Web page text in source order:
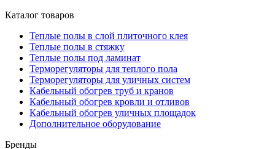
Каталог товаров
Теплые полы в слой плиточного клея
Теплые полы в стяжку
Теплые полы под ламинат
Терморегуляторы для теплого пола
Терморегуляторы для уличных систем
Кабельный обогрев труб и кранов
Кабельный обогрев кровли и отливов
Кабельный обогрев уличных площадок
Дополнительное оборудование
Бренды